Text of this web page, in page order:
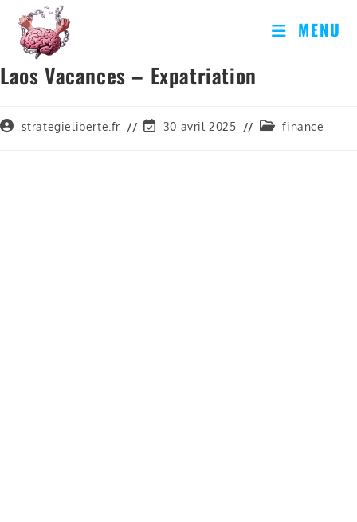
MENU
Laos Vacances – Expatriation
strategieliberte.fr 30 avril 2025 finance